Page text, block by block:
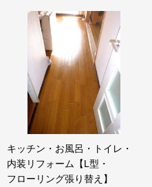
キッチン・お風呂・トイレ・
内装リフォーム【L型・
フローリング張り替え】